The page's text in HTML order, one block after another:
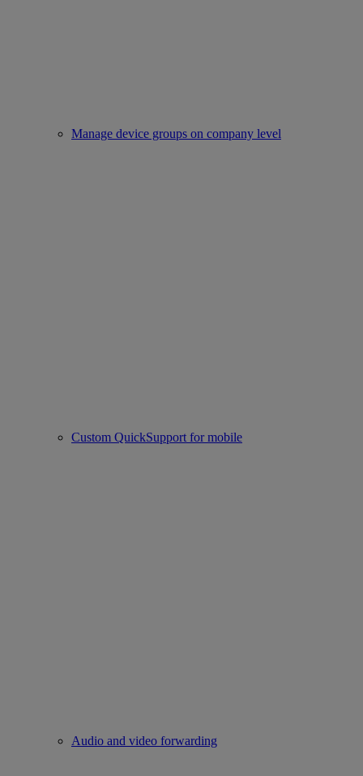
Manage device groups on company level
Custom QuickSupport for mobile
Audio and video forwarding